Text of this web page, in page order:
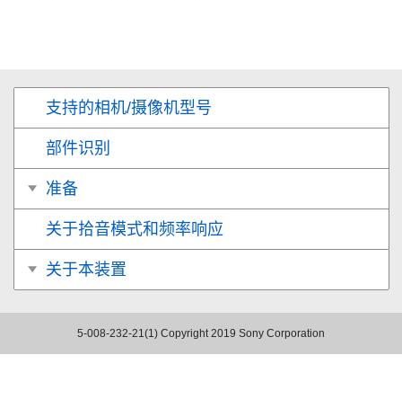
支持的相机/摄像机型号
部件识别
准备
关于拾音模式和频率响应
关于本装置
5-008-232-21(1) Copyright 2019 Sony Corporation